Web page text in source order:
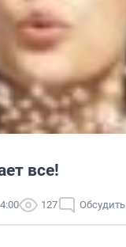
все!
127 Обсудить